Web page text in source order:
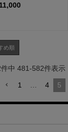
め順
件中 481-582件表示
1 4 5